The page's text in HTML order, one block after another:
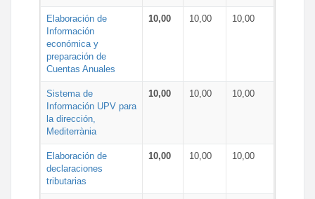
Elaboración de
Información
económica y
preparación de
Cuentas Anuales
10,00 10,00 10,00
Sistema de
Información UPV para
la dirección,
Mediterrània
10,00 10,00 10,00
Elaboración de
declaraciones
tributarias
10,00 10,00 10,00